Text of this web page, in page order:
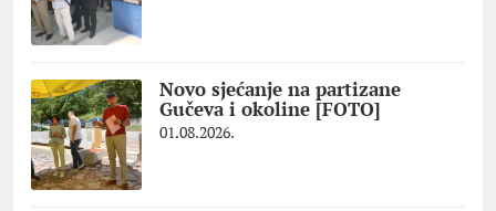
Novo sjećanje na partizane
Gučeva i okoline [FOTO]
01.08.2026.